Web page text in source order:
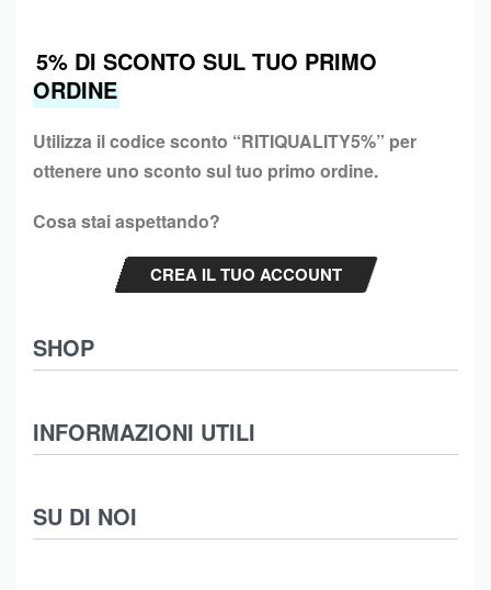
SHOP
Abbigliamento
Intimo
Moda Mare
SU DI NOI
INFORMAZIONI UTILI
Termini e Condizioni
Spedizioni
5% DI SCONTO SUL TUO PRIMO
ORDINE
Utilizza il codice sconto “RITIQUALITY5%” per
ottenere uno sconto sul tuo primo ordine.
Cosa stai aspettando?
CREA IL TUO ACCOUNT